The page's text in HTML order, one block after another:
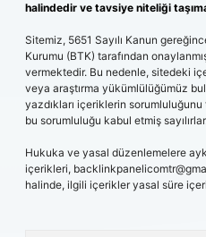
halindedir ve tavsiye niteliği
Sitemiz, 5651 Sayılı Kanun
Kurumu (BTK) tarafından
vermektedir. Bu nedenle, sitedeki
veya araştırma yükümlülüğümüz
yazdıkları içeriklerin
bu sorumluluğu kabul etmiş
Hukuka ve yasal düzenlemelere
içerikleri,
halinde, ilgili içerikler yasal süre